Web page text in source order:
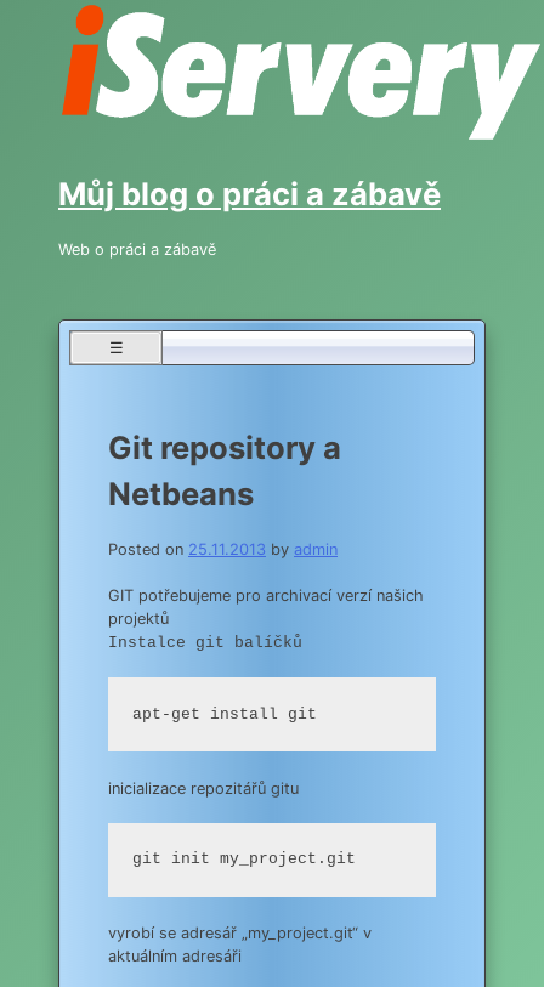
Můj blog o práci a zábavě
Web o práci a zábavě
☰
Git repository a
Netbeans
Posted on 25.11.2013 by admin
GIT potřebujeme pro archivací verzí našich
projektů
Instalce git balíčků
apt-get install git
inicializace repozitářů gitu
git init my_project.git
vyrobí se adresář „my_project.git“ v
aktuálním adresáři